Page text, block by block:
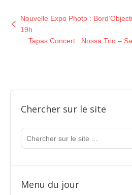
Nouvelle Expo Photo :
19h
Tapas Concert : Nossa Trio –
Chercher sur le site
Menu du jour